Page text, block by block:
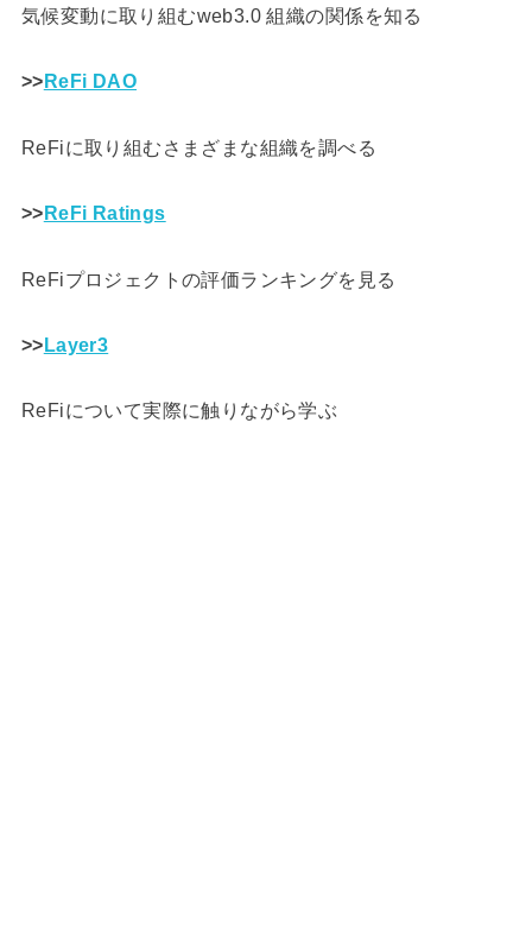
気候変動に取り組むweb3.0 組織の関係を知る
>> ReFi DAO
ReFiに取り組むさまざまな組織を調べる
>>ReFi Ratings
ReFiプロジェクトの評価ランキングを見る
>>Layer3
ReFiについて実際に触りながら学ぶ